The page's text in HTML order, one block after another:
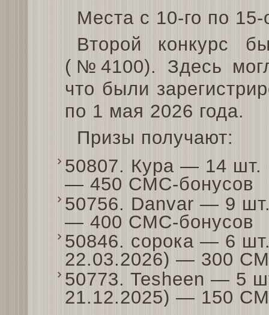
Места с 10-го по
Второй конкурс
(№4100). Здесь
что были
по 1 мая 2026 года.
Призы получают:
50807. Кура — 14 шт.
— 450 СМС-бонусов
50756. Danvar — 9 шт.
— 400 СМС-бонусов
50846. сорока — 6
22.03.2026) — 300
50773. Tesheen — 5
21.12.2025) — 150